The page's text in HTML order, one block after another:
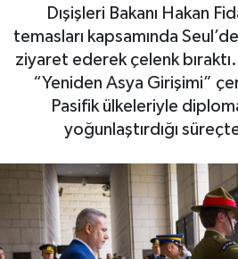
Dışişleri Bakanı Hakan
temasları kapsamında Seul’de
ziyaret ederek çelenk
“Yeniden Asya Girişimi”
Pasifik ülkeleriyle
yoğunlaştırdığı